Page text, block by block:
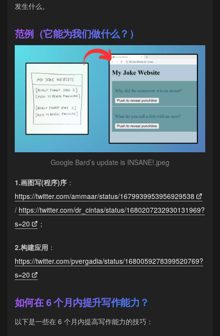
发生什么。
范例（它能为我们做什么？）
Google Bard’s update is INSANE!.jpeg
1.画图写(程序)序 ：
https://twitter.com/ammaar/status/1679939953956929538
/ https://twitter.com/dr_cintas/status/1680207232930131969?
s=20
；
2.构建应用 ：
https://twitter.com/pvergadia/status/1680059278399520769?
s=20
如何在 6 个月内提升写作能力？
以下是一些在 6 个月内提高写作能力的技巧：